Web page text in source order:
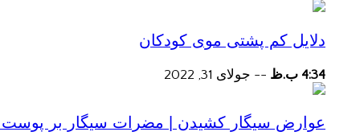
دلایل کم پشتی موی کودکان
4:34 ب.ظ -- جولای 31, 2022
عوارض سیگار کشیدن | مضرات سیگار بر پوست و